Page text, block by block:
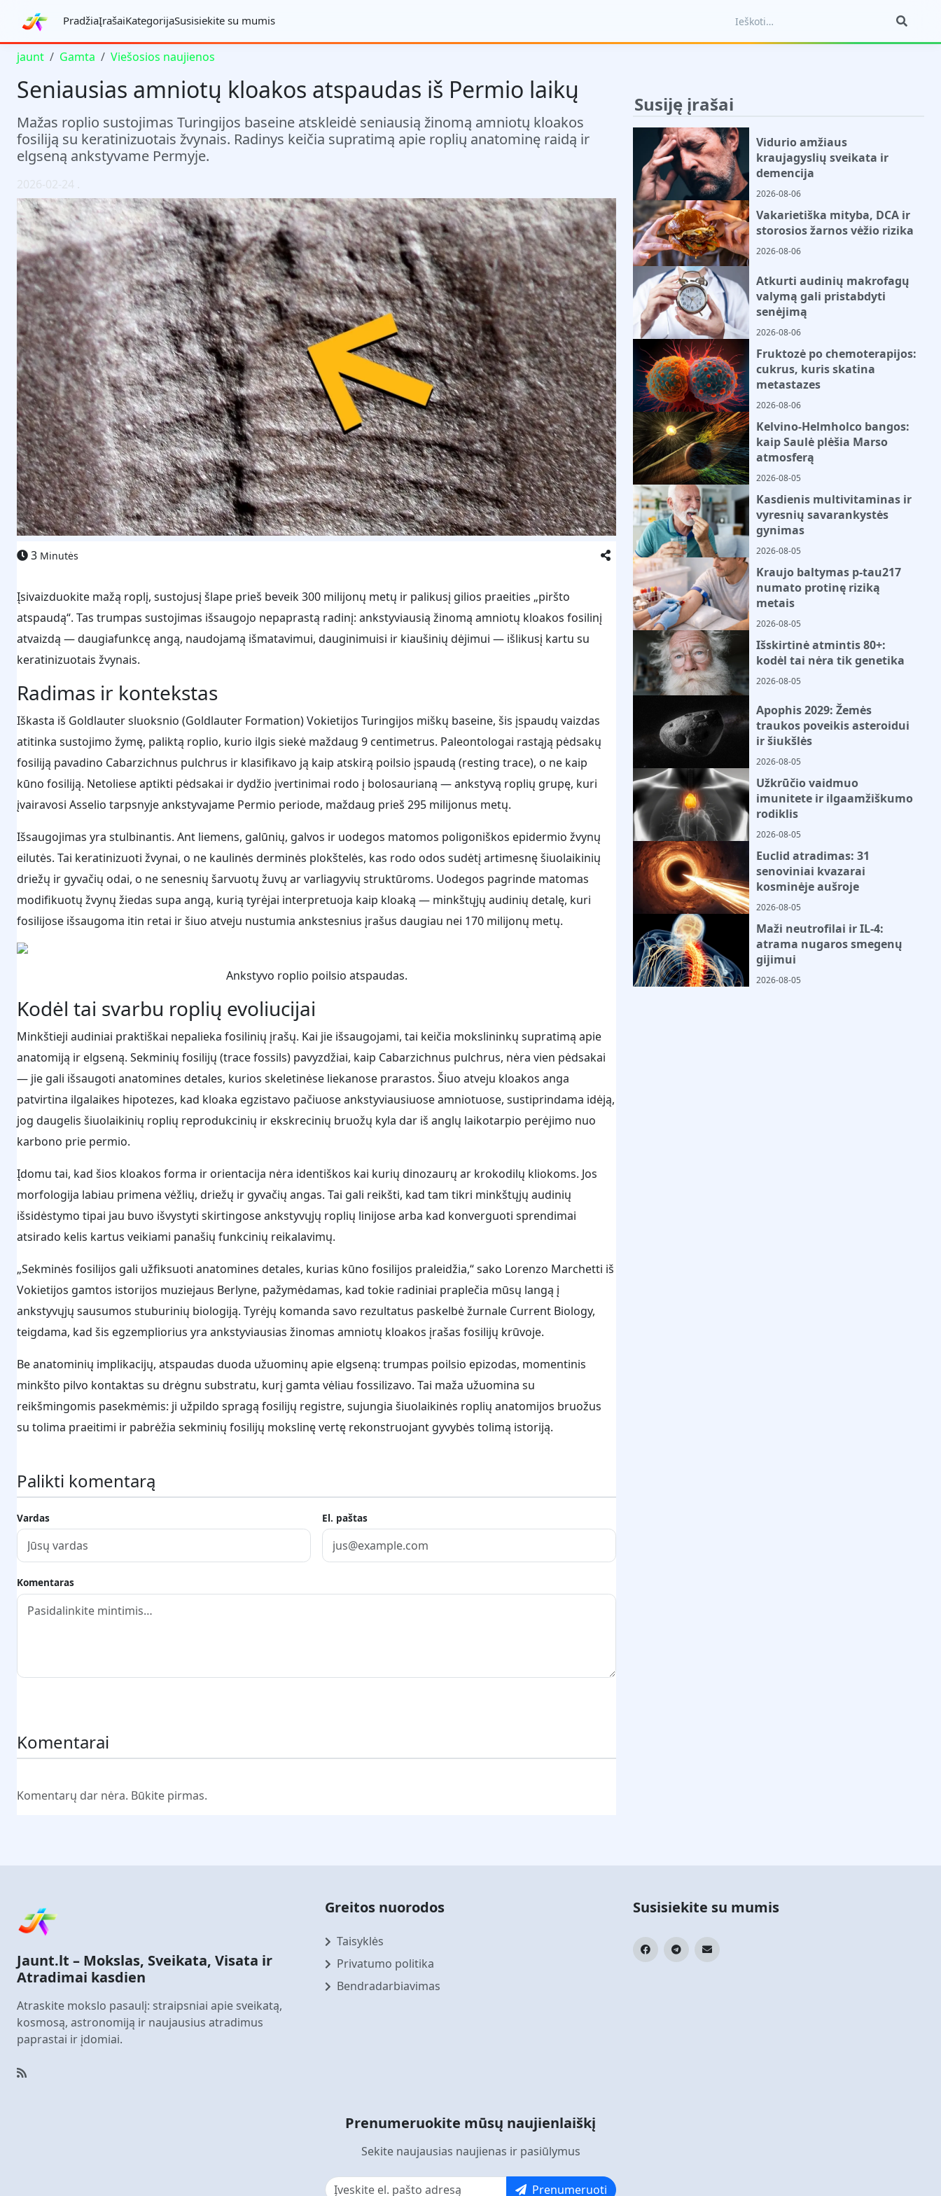
PradžiaĮrašaiKategorijaSusisiekite su mumis
jaunt Gamta Viešosios naujienos
Seniausias amniotų kloakos atspaudas iš Permio laikų
Mažas roplio sustojimas Turingijos baseine atskleidė seniausią žinomą amniotų kloakos
fosiliją su keratinizuotais žvynais. Radinys keičia supratimą apie roplių anatominę raidą ir
elgseną ankstyvame Permyje.
2026-02-24 .
3 Minutės
Įsivaizduokite mažą roplį, sustojusį šlape prieš beveik 300 milijonų metų ir palikusį gilios praeities „piršto
atspaudą“. Tas trumpas sustojimas išsaugojo nepaprastą radinį: ankstyviausią žinomą amniotų kloakos fosilinį
atvaizdą — daugiafunkcę angą, naudojamą išmatavimui, dauginimuisi ir kiaušinių dėjimui — išlikusį kartu su
keratinizuotais žvynais.
Radimas ir kontekstas
Iškasta iš Goldlauter sluoksnio (Goldlauter Formation) Vokietijos Turingijos miškų baseine, šis įspaudų vaizdas
atitinka sustojimo žymę, paliktą roplio, kurio ilgis siekė maždaug 9 centimetrus. Paleontologai rastąją pėdsakų
fosiliją pavadino Cabarzichnus pulchrus ir klasifikavo ją kaip atskirą poilsio įspaudą (resting trace), o ne kaip
kūno fosiliją. Netoliese aptikti pėdsakai ir dydžio įvertinimai rodo į bolosaurianą — ankstyvą roplių grupę, kuri
įvairavosi Asselio tarpsnyje ankstyvajame Permio periode, maždaug prieš 295 milijonus metų.
Išsaugojimas yra stulbinantis. Ant liemens, galūnių, galvos ir uodegos matomos poligoniškos epidermio žvynų
eilutės. Tai keratinizuoti žvynai, o ne kaulinės derminės plokštelės, kas rodo odos sudėtį artimesnę šiuolaikinių
driežų ir gyvačių odai, o ne senesnių šarvuotų žuvų ar varliagyvių struktūroms. Uodegos pagrinde matomas
modifikuotų žvynų žiedas supa angą, kurią tyrėjai interpretuoja kaip kloaką — minkštųjų audinių detalę, kuri
fosilijose išsaugoma itin retai ir šiuo atveju nustumia ankstesnius įrašus daugiau nei 170 milijonų metų.
Ankstyvo roplio poilsio atspaudas.
Kodėl tai svarbu roplių evoliucijai
Minkštieji audiniai praktiškai nepalieka fosilinių įrašų. Kai jie išsaugojami, tai keičia mokslininkų supratimą apie
anatomiją ir elgseną. Sekminių fosilijų (trace fossils) pavyzdžiai, kaip Cabarzichnus pulchrus, nėra vien pėdsakai
— jie gali išsaugoti anatomines detales, kurios skeletinėse liekanose prarastos. Šiuo atveju kloakos anga
patvirtina ilgalaikes hipotezes, kad kloaka egzistavo pačiuose ankstyviausiuose amniotuose, sustiprindama idėją,
jog daugelis šiuolaikinių roplių reprodukcinių ir ekskrecinių bruožų kyla dar iš anglų laikotarpio perėjimo nuo
karbono prie permio.
Įdomu tai, kad šios kloakos forma ir orientacija nėra identiškos kai kurių dinozaurų ar krokodilų kliokoms. Jos
morfologija labiau primena vėžlių, driežų ir gyvačių angas. Tai gali reikšti, kad tam tikri minkštųjų audinių
išsidėstymo tipai jau buvo išvystyti skirtingose ankstyvųjų roplių linijose arba kad konverguoti sprendimai
atsirado kelis kartus veikiami panašių funkcinių reikalavimų.
„Sekminės fosilijos gali užfiksuoti anatomines detales, kurias kūno fosilijos praleidžia,“ sako Lorenzo Marchetti iš
Vokietijos gamtos istorijos muziejaus Berlyne, pažymėdamas, kad tokie radiniai praplečia mūsų langą į
ankstyvųjų sausumos stuburinių biologiją. Tyrėjų komanda savo rezultatus paskelbė žurnale Current Biology,
teigdama, kad šis egzempliorius yra ankstyviausias žinomas amniotų kloakos įrašas fosilijų krūvoje.
Be anatominių implikacijų, atspaudas duoda užuominų apie elgseną: trumpas poilsio epizodas, momentinis
minkšto pilvo kontaktas su drėgnu substratu, kurį gamta vėliau fossilizavo. Tai maža užuomina su
reikšmingomis pasekmėmis: ji užpildo spragą fosilijų registre, sujungia šiuolaikinės roplių anatomijos bruožus
su tolima praeitimi ir pabrėžia sekminių fosilijų mokslinę vertę rekonstruojant gyvybės tolimą istoriją.
Palikti komentarą
Vardas El. paštas
Komentaras
Komentarai
Komentarų dar nėra. Būkite pirmas.
Susiję įrašai
Vidurio amžiaus
kraujagyslių sveikata ir
demencija
2026-08-06
Vakarietiška mityba, DCA ir
storosios žarnos vėžio rizika
2026-08-06
Atkurti audinių makrofagų
valymą gali pristabdyti
senėjimą
2026-08-06
Fruktozė po chemoterapijos:
cukrus, kuris skatina
metastazes
2026-08-06
Kelvino-Helmholco bangos:
kaip Saulė plėšia Marso
atmosferą
2026-08-05
Kasdienis multivitaminas ir
vyresnių savarankystės
gynimas
2026-08-05
Kraujo baltymas p-tau217
numato protinę riziką
metais
2026-08-05
Išskirtinė atmintis 80+:
kodėl tai nėra tik genetika
2026-08-05
Apophis 2029: Žemės
traukos poveikis asteroidui
ir šiukšlės
2026-08-05
Užkrūčio vaidmuo
imunitete ir ilgaamžiškumo
rodiklis
2026-08-05
Euclid atradimas: 31
senoviniai kvazarai
kosminėje aušroje
2026-08-05
Maži neutrofilai ir IL-4:
atrama nugaros smegenų
gijimui
2026-08-05
Jaunt.lt – Mokslas, Sveikata, Visata ir
Atradimai kasdien
Atraskite mokslo pasaulį: straipsniai apie sveikatą,
kosmosą, astronomiją ir naujausius atradimus
paprastai ir įdomiai.
Greitos nuorodos
Taisyklės
Privatumo politika
Bendradarbiavimas
Susisiekite su mumis
Prenumeruokite mūsų naujienlaiškį
Sekite naujausias naujienas ir pasiūlymus
Prenumeruoti